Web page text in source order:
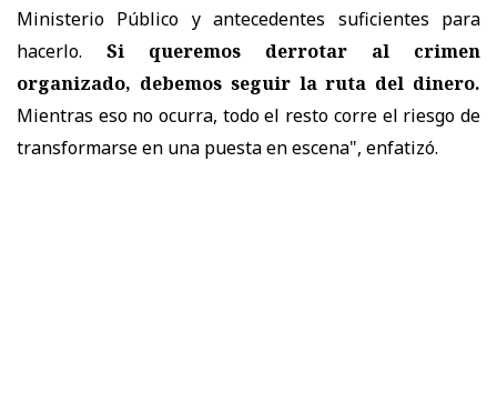
Ministerio Público y antecedentes suficientes para
hacerlo. Si queremos derrotar al crimen
organizado, debemos seguir la ruta del dinero.
Mientras eso no ocurra, todo el resto corre el riesgo de
transformarse en una puesta en escena", enfatizó.